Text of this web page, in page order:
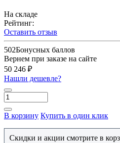
На складе
Рейтинг:
Оставить отзыв
502Бонусных баллов
Вернем при заказе на сайте
50 246 ₽
Нашли дешевле?
В корзину Купить в один клик
Скидки и акции смотрите в